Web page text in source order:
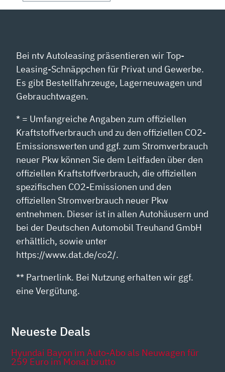
Bei ntv Autoleasing präsentieren wir Top-
Leasing-Schnäppchen für Privat und Gewerbe.
Es gibt Bestellfahrzeuge, Lagerneuwagen und
Gebrauchtwagen.
* = Umfangreiche Angaben zum offiziellen
Kraftstoffverbrauch und zu den offiziellen CO2-
Emissionswerten und ggf. zum Stromverbrauch
neuer Pkw können Sie dem Leitfaden über den
offiziellen Kraftstoffverbrauch, die offiziellen
spezifischen CO2-Emissionen und den
offiziellen Stromverbrauch neuer Pkw
entnehmen. Dieser ist in allen Autohäusern und
bei der Deutschen Automobil Treuhand GmbH
erhältlich, sowie unter
https://www.dat.de/co2/.
** Partnerlink. Bei Nutzung erhalten wir ggf.
eine Vergütung.
Neueste Deals
Hyundai Bayon im Auto-Abo als Neuwagen für
259 Euro im Monat brutto